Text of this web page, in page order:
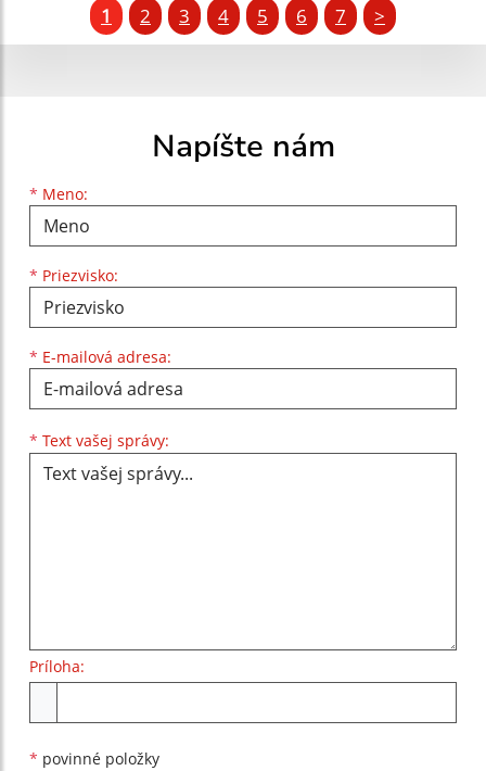
1 2 3 4 5 6 7 >
Napíšte nám
* Meno:
Meno
* Priezvisko:
Priezvisko
* E-mailová adresa:
E-mailová adresa
* Text vašej správy:
Príloha:
* povinné položky